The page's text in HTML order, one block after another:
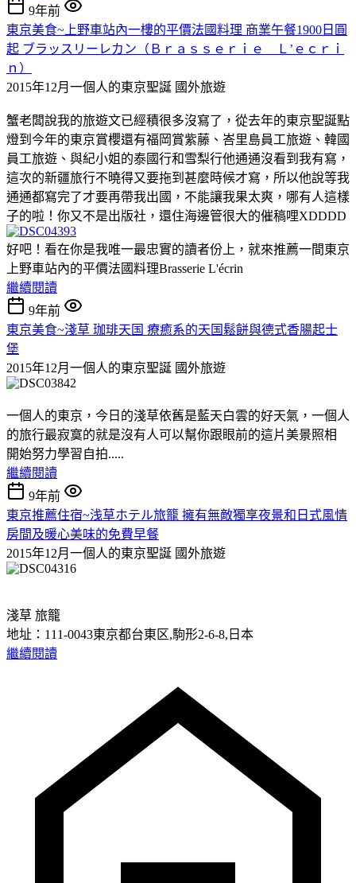
9年前
東京美食~上野車站內一樓的平價法國料理 商業午餐1900日圓
起 ブラッスリーレカン（Ｂｒａｓｓｅｒｉｅ Ｌ’ｅｃｒｉ
ｎ）
2015年12月一個人的東京聖誕 國外旅遊
蟹老闆說我的旅遊文已經積很多沒寫了，從去年的東京聖誕點
燈到今年的東京賞櫻還有福岡賞紫藤、峇里島員工旅遊、韓國
員工旅遊、與紀小姐的泰國行和雪梨行他通通沒看到我有寫，
這次的新疆旅行不曉得又要拖到甚麼時候才寫，所以他說等我
通通都寫完了才要再帶我出國，不能讓我果太爽，哪有人這樣
子的啦！你又不是出版社，還住海邊管很大的催稿哩XDDDD
好吧！看在你是我唯一最忠實的讀者份上，就來推薦一間東京
上野車站內的平價法國料理Brasserie L'écrin
繼續閱讀
9年前
東京美食~淺草 珈琲天国 療癒系的天国鬆餅與德式香腸起士
堡
2015年12月一個人的東京聖誕 國外旅遊
一個人的東京，今日的淺草依舊是藍天白雲的好天氣，一個人
的旅行最寂寞的就是沒有人可以幫你跟眼前的這片美景照相
開始努力學習自拍.....
繼續閱讀
9年前
東京推薦住宿~浅草ホテル旅籠 擁有無敵獨享夜景和日式風情
房間及暖心美味的免費早餐
2015年12月一個人的東京聖誕 國外旅遊
淺草 旅籠
地址：111-0043東京都台東区,駒形2-6-8,日本
繼續閱讀